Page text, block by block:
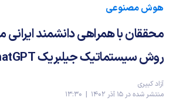
هوش مصنوعی
محققان با همراهی دانشمند
روش سیستماتیک جیلبریک ChatGPT شدند
آزاد کبیری
منتشر شده در 15 آذر 1402 | 13:30